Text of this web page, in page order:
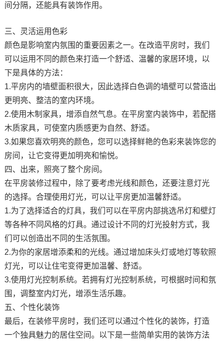
间分隔，还能具有装饰作用。
三、灵活运用色彩
颜色是影响室内氛围的重要因素之一。在改造平房时，我们
可以运用不同的颜色来打造一个舒适、温馨的家居环境，以
下是具体的方法：
1.平房内的墙壁面积很大，因此选择白色调的墙壁可以营造出
更明亮、整洁的室内环境。
2.使用木制家具，增添自然气息。在平房室内装饰中，若配搭
木质家具，可使室内质感更为自然、舒适。
3.如果您喜欢明亮的颜色，您可以选择鲜艳的色彩来装饰您的
房间，让它变得更加明亮和愉悦。
四、出来，照亮了整个房间。
在平房装修过程中，除了要考虑光线和颜色，还要注意灯光
的选择。合理使用灯光，可以让平房更加温馨舒适。
1.为了选择适合的灯具，我们可以在平房内部挑选吊灯和壁灯
等各种不同风格的灯具。通过设计不同的灯光投射方式，我
们可以创造出不同的生活氛围。
2.为你的家居增添柔和的光线。通过增加床头灯或地灯等软照
灯光，可以让住宅变得更加温馨、舒适。
3.使用灯光控制系统。若拥有灯光控制系统，可根据时间和氛
围，调整室内灯光，增添生活乐趣。
五、个性化装饰
最后，在装修平房时，我们还可以通过个性化的装饰，打造
一个独具魅力的居住空间。以下是一些简单实用的装饰方法